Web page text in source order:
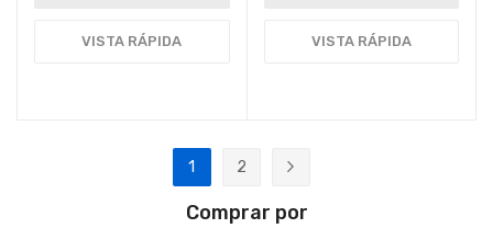
VISTA RÁPIDA VISTA RÁPIDA
Página
Actualmente estás leyendo página
1
2
Comprar por